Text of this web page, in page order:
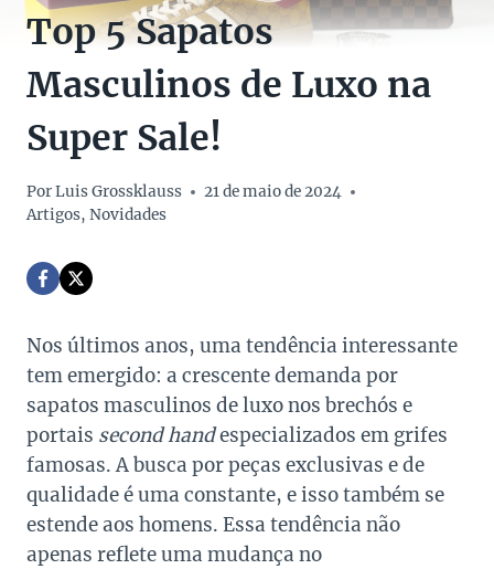
Top 5 Sapatos
Masculinos de Luxo na
Super Sale!
PorLuis Grossklauss
21 de maio de 2024
Artigos, Novidades
Nos últimos anos, uma tendência interessante
tem emergido: a crescente demanda por
sapatos masculinos de luxo nos brechós e
portais second handespecializados em grifes
famosas. A busca por peças exclusivas e de
qualidade é uma constante, e isso também se
estende aos homens. Essa tendência não
apenas reflete uma mudança no